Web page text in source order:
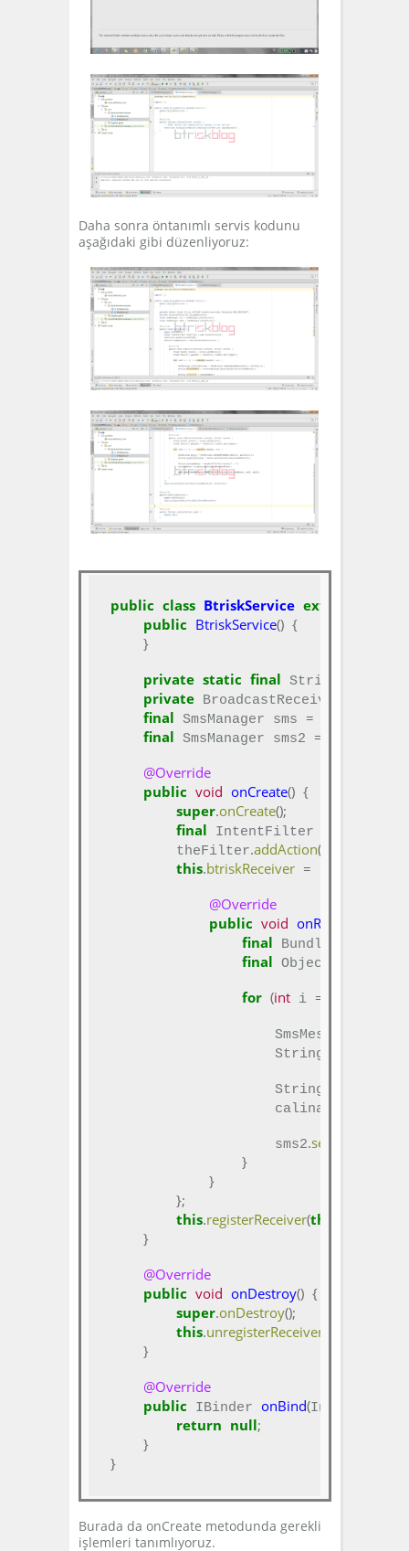
Daha sonra öntanımlı servis kodunu
aşağıdaki gibi düzenliyoruz:
public class BtriskService extends
public BtriskService() {
}
private static final String ACTION
private BroadcastReceiver
final SmsManager sms =
final SmsManager sms2 =
@Override
public void onCreate() {
super.onCreate();
final IntentFilter theFilter
        theFilter
.addAction(
this.btriskReceiver =
@Override
public void onReceive
final Bundle bundle
final Object
for (int i =
SmsMessage
String
String
                    calinanMesaj
                    sms2
.
}
}
};
this.registerReceiver(this
}
@Override
public void onDestroy() {
super.onDestroy();
this.unregisterReceiver
}
@Override
public IBinder onBind(Intent arg0
return null;
}
}
Burada da onCreate metodunda gerekli
işlemleri tanımlıyoruz.